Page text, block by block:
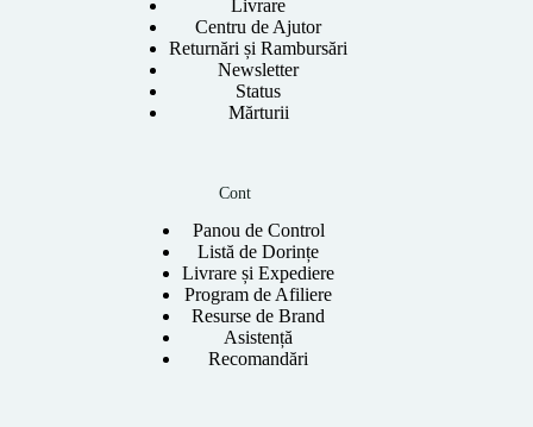
Livrare
Centru de Ajutor
Returnări și Rambursări
Newsletter
Status
Mărturii
Cont
Panou de Control
Listă de Dorințe
Livrare și Expediere
Program de Afiliere
Resurse de Brand
Asistență
Recomandări